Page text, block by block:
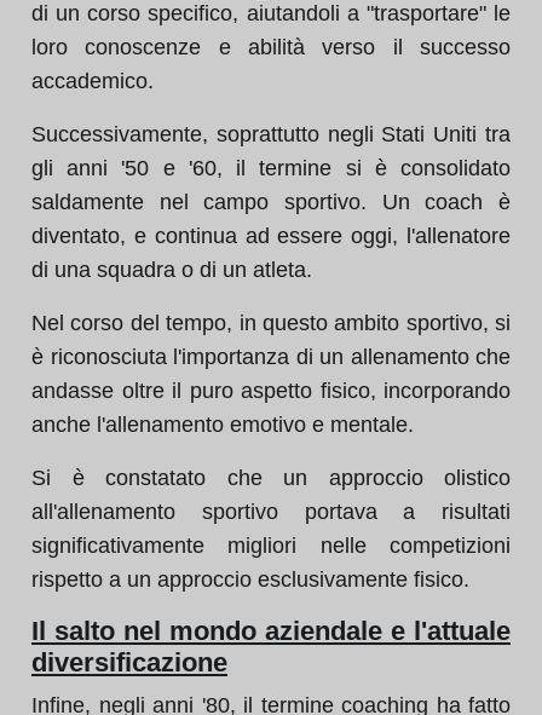
di un corso specifico, aiutandoli a "trasportare" le
loro conoscenze e abilità verso il successo
accademico.
Successivamente, soprattutto negli Stati Uniti tra
gli anni '50 e '60, il termine si è consolidato
saldamente nel campo sportivo. Un coach è
diventato, e continua ad essere oggi, l'allenatore
di una squadra o di un atleta.
Nel corso del tempo, in questo ambito sportivo, si
è riconosciuta l'importanza di un allenamento che
andasse oltre il puro aspetto fisico, incorporando
anche l'allenamento emotivo e mentale.
Si è constatato che un approccio olistico
all'allenamento sportivo portava a risultati
significativamente migliori nelle competizioni
rispetto a un approccio esclusivamente fisico.
Il salto nel mondo aziendale e l'attuale
diversificazione
Infine, negli anni '80, il termine coaching ha fatto